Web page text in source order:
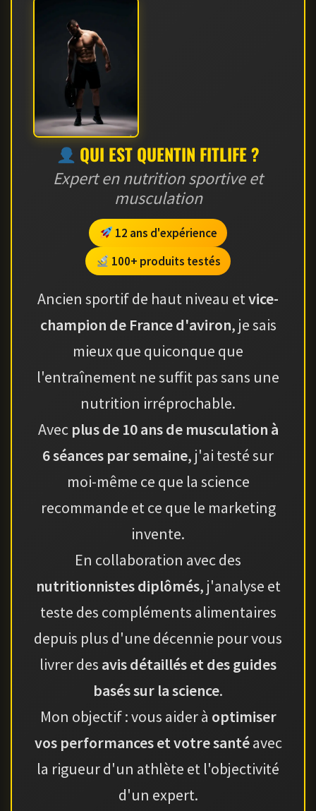
QUI EST QUENTIN FITLIFE ?
Expert en nutrition sportive et
musculation
12 ans d'expérience
100+ produits testés
Ancien sportif de haut niveau etvice-
champion de France d'aviron, je sais
mieux que quiconque que
l'entraînement ne suffit pas sans une
nutrition irréprochable.
Avec plus de 10 ans de musculation à
6 séances par semaine, j'ai testé sur
moi-même ce que la science
recommande et ce que le marketing
invente.
En collaboration avec des
nutritionnistes diplômés, j'analyse et
teste des compléments alimentaires
depuis plus d'une décennie pour vous
livrer des avis détaillés et des guides
basés sur la science.
Mon objectif : vous aider à optimiser
vos performances et votre santéavec
la rigueur d'un athlète et l'objectivité
d'un expert.